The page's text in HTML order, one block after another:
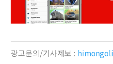
광고문의/기사제보 :